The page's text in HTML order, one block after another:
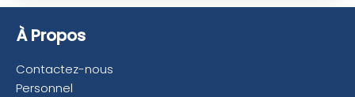
À Propos
Contactez-nous
Personnel